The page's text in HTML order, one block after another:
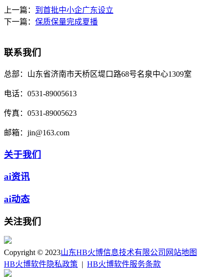
上一篇： 到首批中小企广东设立
下一篇： 保质保量完成夏播
联系我们
总部： 山东省济南市天桥区堤口路68号名泉中心1309室
电话： 0531-89005613
传真： 0531-89005623
邮箱： jin@163.com
关于我们
ai资讯
ai动态
关注我们
Copyright © 2023山东HB火博信息技术有限公司 网站地图
HB火博软件隐私政策
HB火博软件服务条款